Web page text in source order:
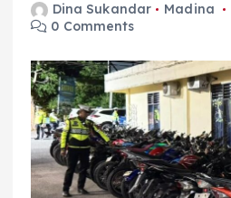
Dina Sukandar Madina
0 Comments